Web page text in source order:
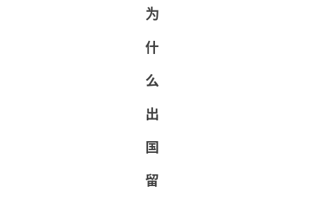
为
什
么
出
国
留